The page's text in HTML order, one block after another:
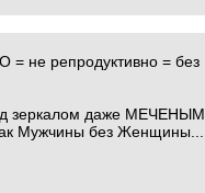
не репродуктивно = без
зеркалом даже МЕЧЕНЫМ.
Мужчины без Женщины...